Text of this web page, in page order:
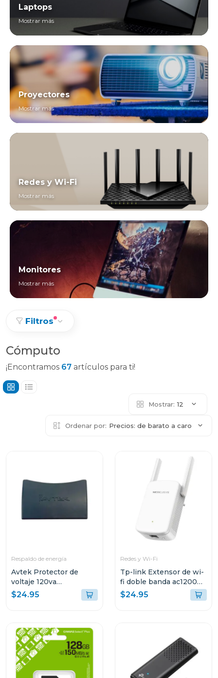
Laptops
Mostrar más
Proyectores
Mostrar más
Redes y Wi-Fi
Mostrar más
Monitores
Mostrar más
Filtros
Cómputo
¡Encontramos 67 artículos para ti!
Mostrar: 12
Ordenar por: Precios: de barato a caro
Respaldo de energía
Avtek Protector de
voltaje 120va
cortacorriente 3 tomas
pte-3t515
$24.95
Redes y Wi-Fi
Tp-link Extensor de wi-
fi doble banda ac1200
e30
$24.95